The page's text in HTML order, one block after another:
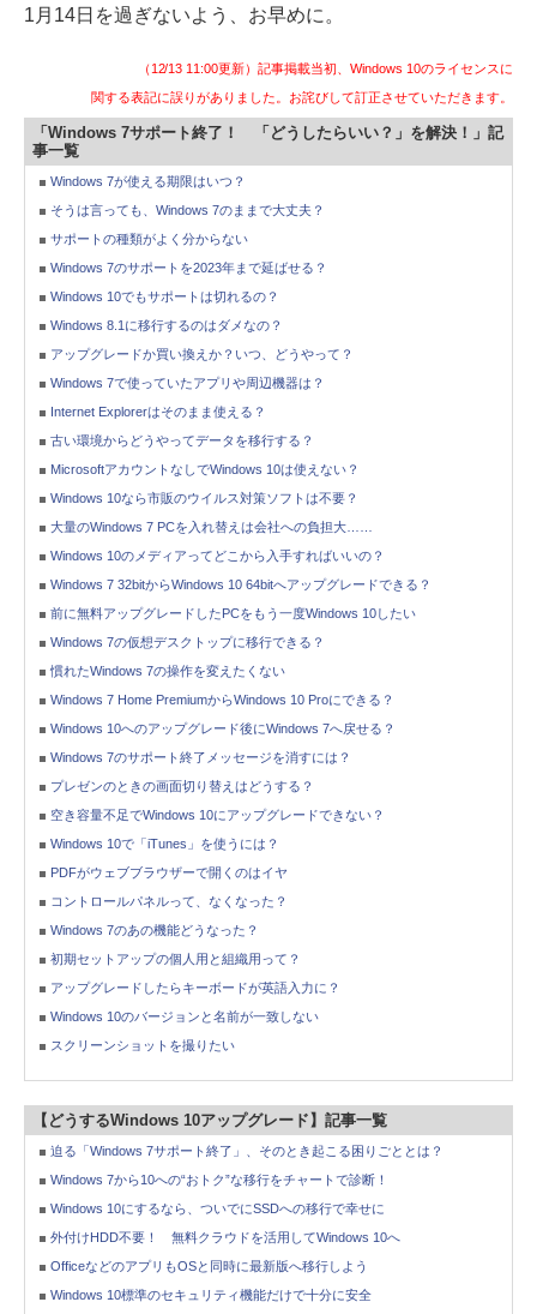
1月14日を過ぎないよう、お早めに。
（12/13 11:00更新）記事掲載当初、Windows 10のライセンスに
関する表記に誤りがありました。お詫びして訂正させていただきます。
「Windows 7サポート終了！ 「どうしたらいい？」を解決！」記
事一覧
Windows 7が使える期限はいつ？
そうは言っても、Windows 7のままで大丈夫？
サポートの種類がよく分からない
Windows 7のサポートを2023年まで延ばせる？
Windows 10でもサポートは切れるの？
Windows 8.1に移行するのはダメなの？
アップグレードか買い換えか？いつ、どうやって？
Windows 7で使っていたアプリや周辺機器は？
Internet Explorerはそのまま使える？
古い環境からどうやってデータを移行する？
MicrosoftアカウントなしでWindows 10は使えない？
Windows 10なら市販のウイルス対策ソフトは不要？
大量のWindows 7 PCを入れ替えは会社への負担大……
Windows 10のメディアってどこから入手すればいいの？
Windows 7 32bitからWindows 10 64bitへアップグレードできる？
前に無料アップグレードしたPCをもう一度Windows 10したい
Windows 7の仮想デスクトップに移行できる？
慣れたWindows 7の操作を変えたくない
Windows 7 Home PremiumからWindows 10 Proにできる？
Windows 10へのアップグレード後にWindows 7へ戻せる？
Windows 7のサポート終了メッセージを消すには？
プレゼンのときの画面切り替えはどうする？
空き容量不足でWindows 10にアップグレードできない？
Windows 10で「iTunes」を使うには？
PDFがウェブブラウザーで開くのはイヤ
コントロールパネルって、なくなった？
Windows 7のあの機能どうなった？
初期セットアップの個人用と組織用って？
アップグレードしたらキーボードが英語入力に？
Windows 10のバージョンと名前が一致しない
スクリーンショットを撮りたい
【どうするWindows 10アップグレード】記事一覧
迫る「Windows 7サポート終了」、そのとき起こる困りごととは？
Windows 7から10への“おトク”な移行をチャートで診断！
Windows 10にするなら、ついでにSSDへの移行で幸せに
外付けHDD不要！ 無料クラウドを活用してWindows 10へ
OfficeなどのアプリもOSと同時に最新版へ移行しよう
Windows 10標準のセキュリティ機能だけで十分に安全